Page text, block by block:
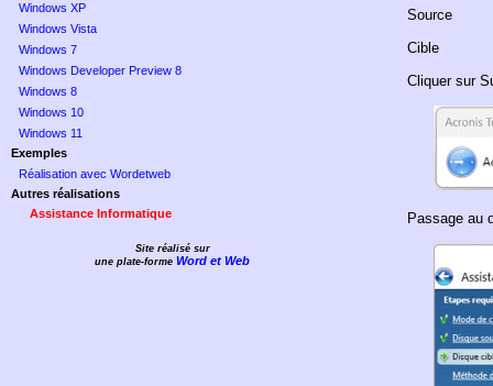
Windows XP
Windows Vista
Windows 7
Windows Developer Preview 8
Windows 8
Windows 10
Windows 11
Exemples
Réalisation avec Wordetweb
Autres réalisations
Assistance Informatique
Site réalisé sur
une plate-forme Word et Web
Source
Cible
Cliquer sur
Passage au